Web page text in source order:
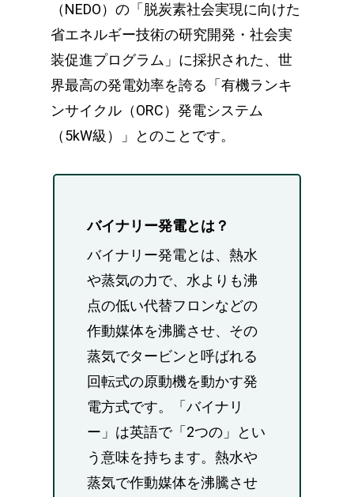
（NEDO）の「脱炭素社会実現に向けた
省エネルギー技術の研究開発・社会実
装促進プログラム」に採択された、世
界最高の発電効率を誇る「有機ランキ
ンサイクル（ORC）発電システム
（5kW級）」とのことです。
バイナリー発電とは？
バイナリー発電とは、熱水
や蒸気の力で、水よりも沸
点の低い代替フロンなどの
作動媒体を沸騰させ、その
蒸気でタービンと呼ばれる
回転式の原動機を動かす発
電方式です。「バイナリ
ー」は英語で「2つの」とい
う意味を持ちます。熱水や
蒸気で作動媒体を沸騰させ